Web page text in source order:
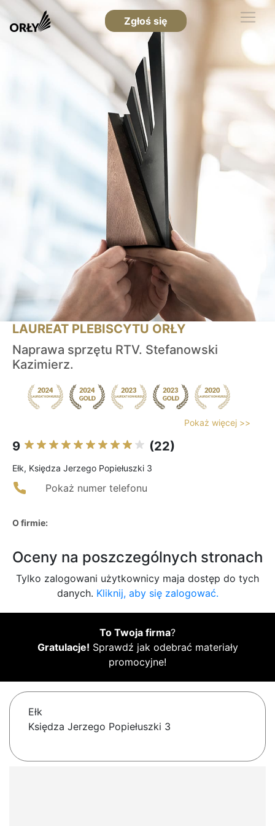
Zgłoś się
LAUREAT PLEBISCYTU ORŁY
Naprawa sprzętu RTV. Stefanowski
Kazimierz.
Pokaż więcej >>
9 (22)
Ełk, Księdza Jerzego Popiełuszki 3
Pokaż numer telefonu
O firmie:
Oceny na poszczególnych stronach
Tylko zalogowani użytkownicy maja dostęp do tych
danych. Kliknij, aby się zalogować.
To Twoja firma?
Gratulacje! Sprawdź jak odebrać materiały
promocyjne!
Ełk
Księdza Jerzego Popiełuszki 3